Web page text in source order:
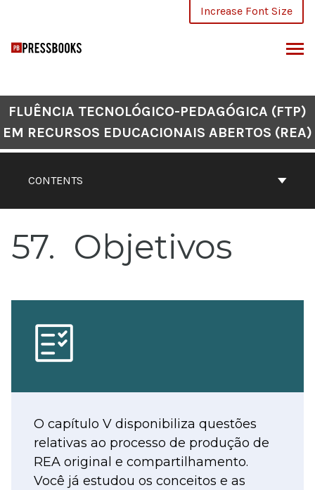
content
Increase Font Size
CONTENTS
FLUÊNCIA TECNOLÓGICO-PEDAGÓGICA (FTP)
EM RECURSOS EDUCACIONAIS ABERTOS (REA)
57 Objetivos
O capítulo V disponibiliza questões
relativas ao processo de produção de
REA original e compartilhamento.
Você já estudou os conceitos e as